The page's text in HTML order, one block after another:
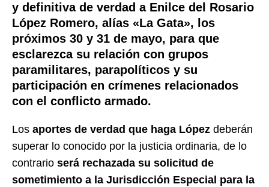
y definitiva de verdad a Enilce del Rosario
López Romero, alías «La Gata», los
próximos 30 y 31 de mayo, para que
esclarezca su relación con grupos
paramilitares, parapolíticos y su
participación en crímenes relacionados
con el conflicto armado.
Los aportes de verdad que haga López deberán
superar lo conocido por la justicia ordinaria, de lo
contrario será rechazada su solicitud de
sometimiento a la Jurisdicción Especial para la